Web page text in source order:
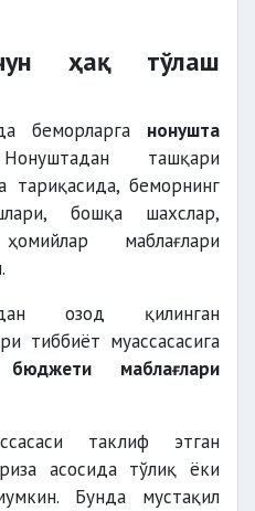
ҳақ тўлаш
беморларга нонушта
ташқари
тариқасида, беморнинг
бошқа шахслар,
маблағлари
озод қилинган
тиббиёт муассасасига
маблағлари
таклиф этган
асосида тўлиқ ёки
Бунда мустақил